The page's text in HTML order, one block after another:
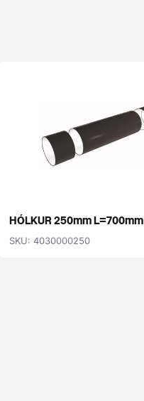
HÓLKUR 250mm L=700mm
SKU: 4030000250